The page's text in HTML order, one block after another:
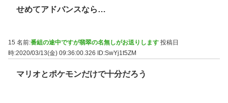
せめてアドバンスなら…
15 名前:番組の途中ですが翡翠の名無しがお送りします 投稿日
時:2020/03/13(金) 09:36:00.326
ID:SwYj1t5ZM
マリオとポケモンだけで十分だろう